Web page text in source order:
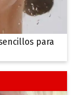
para